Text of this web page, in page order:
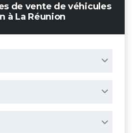
de vente de véhicules
à La Réunion